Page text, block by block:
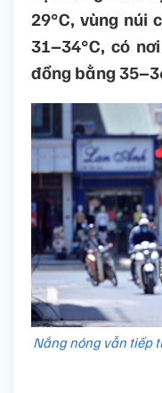
29°C, vùng núi
31–34°C, có
đồng bằng
Nắng nóng vẫn tiếp